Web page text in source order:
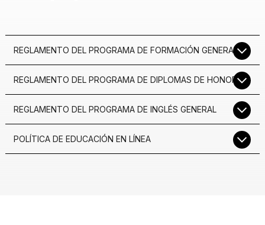
REGLAMENTO DEL PROGRAMA DE FORMACIÓN GENERAL
REGLAMENTO DEL PROGRAMA DE DIPLOMAS DE HONOR
REGLAMENTO DEL PROGRAMA DE INGLÉS GENERAL
POLÍTICA DE EDUCACIÓN EN LÍNEA